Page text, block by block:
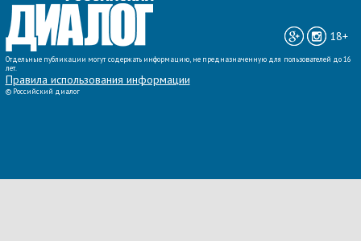
18+
Отдельные публикации могут содержать информацию, не предназначенную для пользователей до 16
лет.
Правила использования информации
© Российский диалог